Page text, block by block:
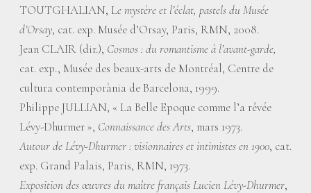
TOUTGHALIAN, Le mystère et l’éclat, pastels du Musée
d’Orsay, cat. exp. Musée d’Orsay, Paris, RMN, 2008.
Jean CLAIR (dir.), Cosmos : du romantisme à l’avant-garde,
cat. exp., Musée des beaux-arts de Montréal, Centre de
cultura contemporània de Barcelona, 1999.
Philippe JULLIAN, « La Belle Epoque comme l’a rêvée
Lévy-Dhurmer», Connaissance des Arts, mars 1973.
Autour de Lévy-Dhurmer : visionnaires et intimistes en 1900, cat.
exp. Grand Palais, Paris, RMN, 1973.
Exposition des œuvres du maître français Lucien Lévy-Dhurmer,